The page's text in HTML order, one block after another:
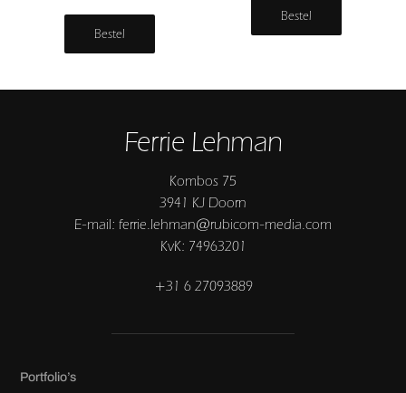
Bestel
Bestel
Ferrie Lehman
Kombos 75
3941 KJ Doorn
E-mail: ferrie.lehman@rubicom-media.com
KvK: 74963201
+31 6 27093889
Portfolio’s